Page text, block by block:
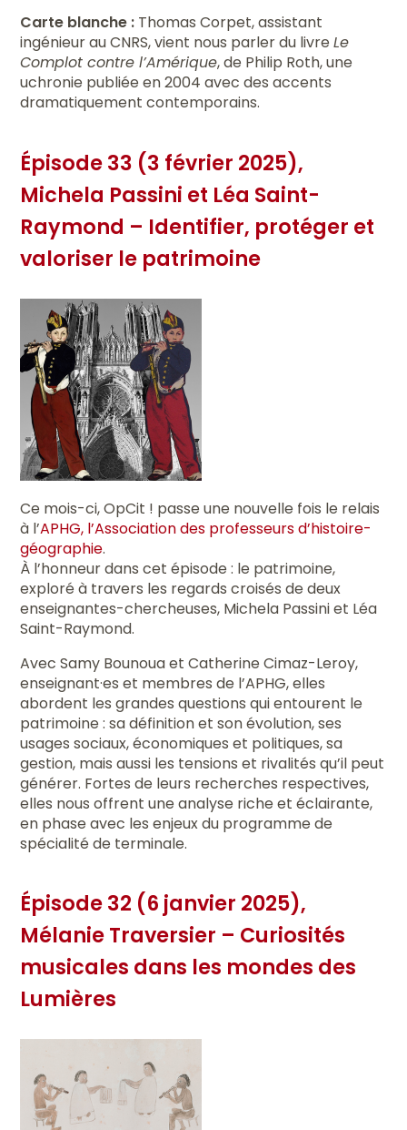
Carte blanche : Thomas Corpet, assistant
ingénieur au CNRS, vient nous parler du livreLe
Complot contre l’Amérique, de Philip Roth, une
uchronie publiée en 2004 avec des accents
dramatiquement contemporains.
Épisode 33 (3 février 2025),
Michela Passini et Léa Saint-
Raymond – Identifier, protéger et
valoriser le patrimoine
Ce mois-ci, OpCit ! passe une nouvelle fois le relais
à l’APHG, l’Association des professeurs d’histoire-
géographie.
À l’honneur dans cet épisode : le patrimoine,
exploré à travers les regards croisés de deux
enseignantes-chercheuses, Michela Passini et Léa
Saint-Raymond.
Avec Samy Bounoua et Catherine Cimaz-Leroy,
enseignant·es et membres de l’APHG, elles
abordent les grandes questions qui entourent le
patrimoine : sa définition et son évolution, ses
usages sociaux, économiques et politiques, sa
gestion, mais aussi les tensions et rivalités qu’il peut
générer. Fortes de leurs recherches respectives,
elles nous offrent une analyse riche et éclairante,
en phase avec les enjeux du programme de
spécialité de terminale.
Épisode 32 (6 janvier 2025),
Mélanie Traversier – Curiosités
musicales dans les mondes des
Lumières